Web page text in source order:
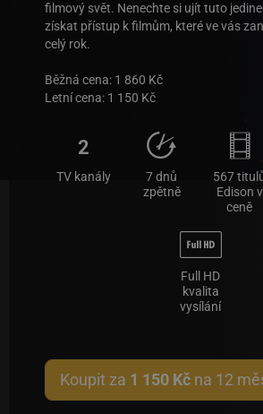
filmový svět. Nenechte si ujít tuto
získat přístup k filmům, které ve vás
celý rok.
Běžná cena: 1 860 Kč
Letní cena: 1 150 Kč
2
TV kanály
7 dnů
zpětně
567
Edison v
ceně
Full HD
kvalita
vysílání
Koupit za 1 150 Kč na 12